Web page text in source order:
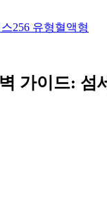
256 유형혈액형
가이드: 섬